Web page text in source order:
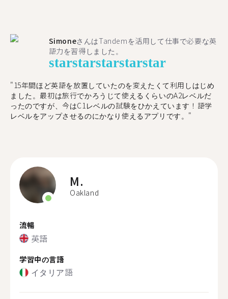
SimoneさんはTandemを活用して仕事で必要な英
語力を習得しました。
starstarstarstarstar
"15年間ほど英語を放置していたのを変えたくて利用しはじめ
ました。最初は旅行でかろうじて使えるくらいのA2レベルだ
ったのですが、今はC1レベルの試験をひかえています！語学
レベルをアップさせるのにかなり使えるアプリです。"
M.
Oakland
流暢
英語
学習中の言語
イタリア語